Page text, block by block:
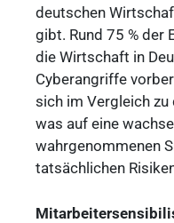
deutschen
gibt. Rund 75 % der
die Wirtschaft in
Cyberangriffe
sich im Vergleich
was auf eine
wahrgenommenen
tatsächlichen